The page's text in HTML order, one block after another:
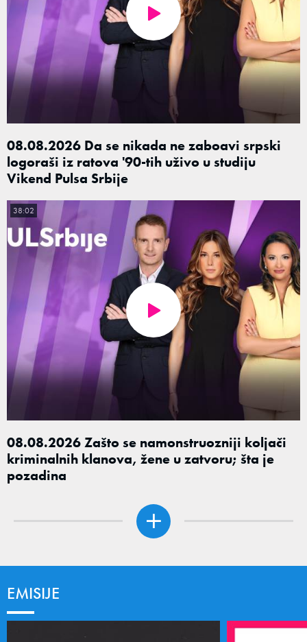
08.08.2026 Da se nikada ne zaboavi srpski
logoraši iz ratova '90-tih uživo u studiju
Vikend Pulsa Srbije
08.08.2026 Zašto se namonstruozniji koljači
kriminalnih klanova, žene u zatvoru; šta je
pozadina
38:02
EMISIJE